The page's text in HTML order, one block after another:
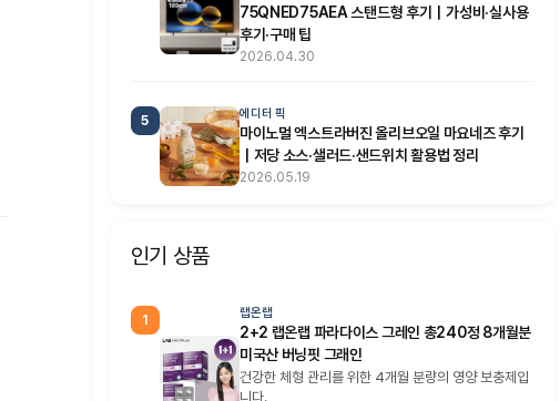
75QNED75AEA 스탠드형 후기｜가성비·실사용
후기·구매 팁
2026.04.30
5 에디터 픽
마이노멀 엑스트라버진 올리브오일 마요네즈 후기
｜저당 소스·샐러드·샌드위치 활용법 정리
2026.05.19
인기 상품
1 랩온랩
2+2 랩온랩 파라다이스 그레인 총240정 8개월분
미국산 버닝핏 그래인
건강한 체형 관리를 위한 4개월 분량의 영양 보충제입
니다.